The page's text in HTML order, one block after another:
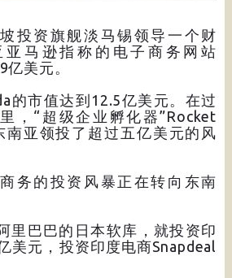
投资旗舰淡马锡领导一个财
亚马逊指称的电子商务网站
美元。
的市值达到12.5亿美元。在过
，“超级企业孵化器”Rocket
亚领投了超过五亿美元的风
务的投资风暴正在转向东南
里巴巴的日本软库，就投资印
美元，投资印度电商Snapdeal